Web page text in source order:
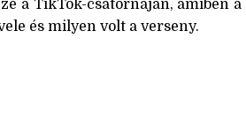
a TikTok-csatornáján, amiben a
és milyen volt a verseny.